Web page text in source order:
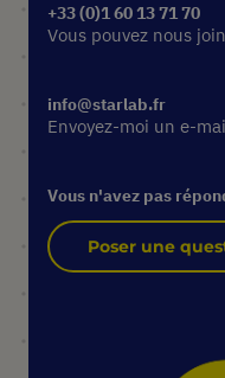
+33 (0)1 60 13 71 70
Vous pouvez nous
info@starlab.fr
Envoyez-moi un e-
Vous n'avez pas
Poser une